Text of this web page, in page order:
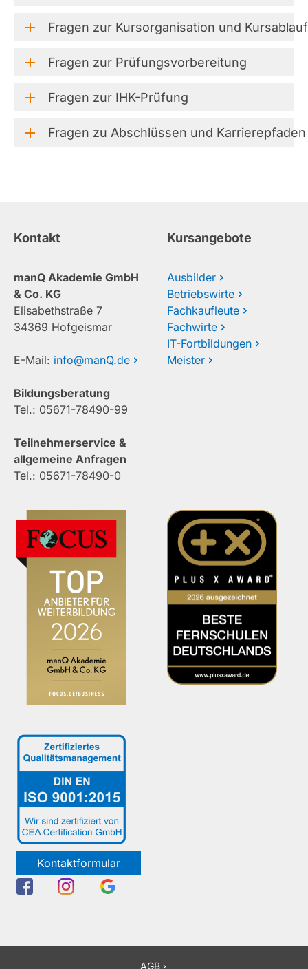
Fragen zur Kursorganisation und Kursablauf
Fragen zur Prüfungsvorbereitung
Fragen zur IHK-Prüfung
Fragen zu Abschlüssen und Karrierepfaden
Kontakt
manQ Akademie GmbH
& Co. KG
Elisabethstraße 7
34369 Hofgeismar
E-Mail: info@manQ.de
Bildungsberatung
Tel.: 05671-78490-99
Teilnehmerservice &
allgemeine Anfragen
Tel.: 05671-78490-0
Kursangebote
Ausbilder
Betriebswirte
Fachkaufleute
Fachwirte
IT-Fortbildungen
Meister
Kontaktformular
AGB